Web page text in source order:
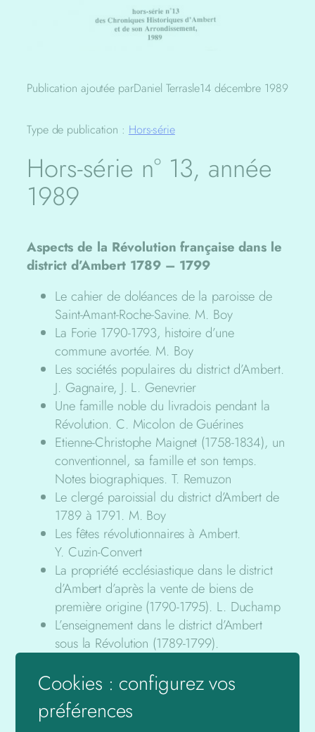
Publication ajoutée parDaniel Terrasle14 décembre 1989
Type de publication : Hors-série
Hors-série n° 13, année
1989
Aspects de la Révolution française dans le
district d’Ambert 1789 – 1799
Le cahier de doléances de la paroisse de
Saint-Amant-Roche-Savine. M. Boy
La Forie 1790-1793, histoire d’une
commune avortée. M. Boy
Les sociétés populaires du district d’Ambert.
J. Gagnaire, J. L. Genevrier
Une famille noble du livradois pendant la
Révolution. C. Micolon de Guérines
Etienne-Christophe Maignet (1758-1834), un
conventionnel, sa famille et son temps.
Notes biographiques. T. Remuzon
Le clergé paroissial du district d’Ambert de
1789 à 1791. M. Boy
Les fêtes révolutionnaires à Ambert.
Y. Cuzin-Convert
La propriété ecclésiastique dans le district
d’Ambert d’après la vente de biens de
première origine (1790-1795). L. Duchamp
L’enseignement dans le district d’Ambert
sous la Révolution (1789-1799).
Les « billets de confiance » du district
d’Ambert. J. L. Genevrier
L’attitude de la population de la commune
Cookies : configurez vos
préférences